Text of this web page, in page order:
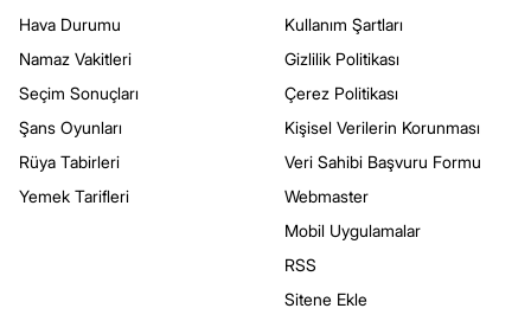
Hava Durumu
Namaz Vakitleri
Seçim Sonuçları
Şans Oyunları
Rüya Tabirleri
Yemek Tarifleri
Kullanım Şartları
Gizlilik Politikası
Çerez Politikası
Kişisel Verilerin Korunması
Veri Sahibi Başvuru Formu
Webmaster
Mobil Uygulamalar
RSS
Sitene Ekle